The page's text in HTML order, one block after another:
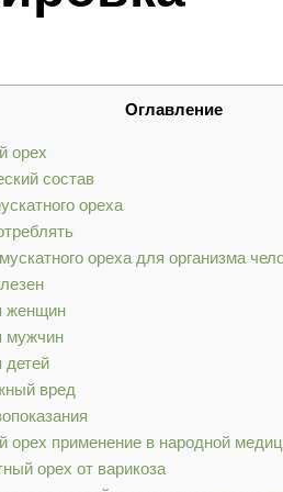
Оглавление
орех
состав
ореха
ореха для организма
женщин
мужчин
детей
вред
орех применение в народной
орех от варикоза